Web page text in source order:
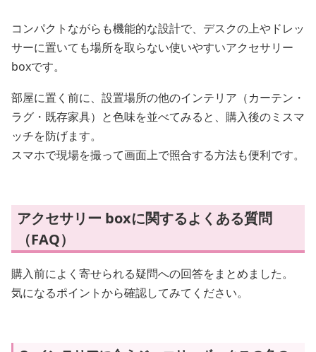
コンパクトながらも機能的な設計で、デスクの上やドレッ
サーに置いても場所を取らない使いやすいアクセサリー
boxです。
部屋に置く前に、設置場所の他のインテリア（カーテン・
ラグ・既存家具）と色味を並べてみると、購入後のミスマ
ッチを防げます。
スマホで現場を撮って画面上で照合する方法も便利です。
アクセサリー boxに関するよくある質問
（FAQ）
購入前によく寄せられる疑問への回答をまとめました。
気になるポイントから確認してみてください。